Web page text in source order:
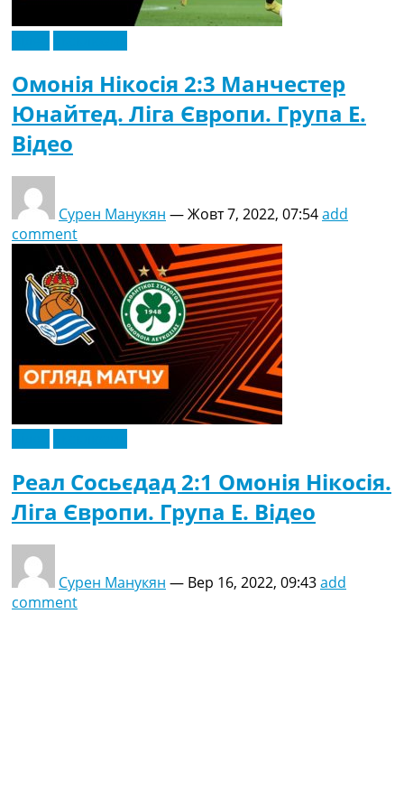
Омонія Нікосія 2:3 Манчестер
Юнайтед. Ліга Європи. Група E.
Відео
Сурен Манукян —Жовт 7, 2022, 07:54add
comment
Реал Сосьєдад 2:1 Омонія Нікосія.
Ліга Європи. Група E. Відео
Сурен Манукян — Вер 16, 2022, 09:43add
comment